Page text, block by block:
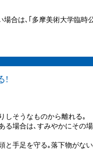
合は､｢多摩美術大学臨時
!
しそうなものから離れる｡
る場合は､すみやかにその
と手足を守る｡落下物がな